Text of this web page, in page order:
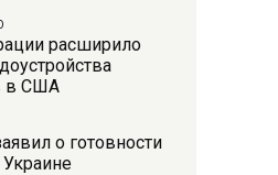
расширило
в США
о готовности
Украине